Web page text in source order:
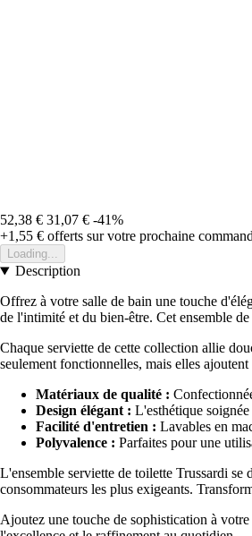
52,38 € 31,07 € -41%
+1,55 € offerts sur votre prochaine
Loading...
Description
Offrez à votre salle de bain une touche
de l'intimité et du bien-être. Cet ensemble
Chaque serviette de cette collection allie
seulement fonctionnelles, mais elles
Matériaux de qualité :
Design élégant : L'esthétique
Facilité d'entretien : Lavables en
Polyvalence : Parfaites pour une
L'ensemble serviette de toilette Trussardi se
consommateurs les plus exigeants.
Ajoutez une touche de sophistication à